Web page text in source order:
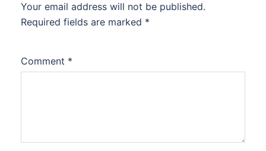
Your email address will not be published.
Required fields are marked *
Comment *